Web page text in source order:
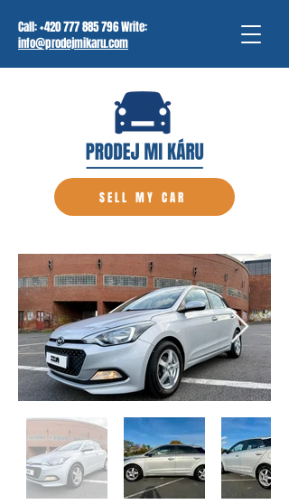
SELL MY CAR
Call:+420 777 885 796Write:
info@prodejmikaru.com